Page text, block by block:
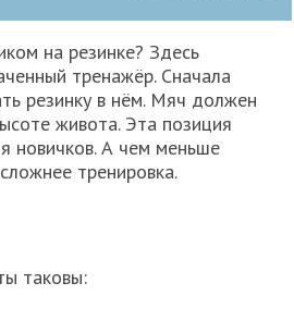
на резинке? Здесь
тренажёр. Сначала
резинку в нём. Мяч должен
живота. Эта позиция
новичков. А чем меньше
тренировка.
таковы: